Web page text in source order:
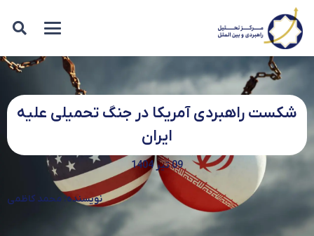
شکست راهبردی آمریکا در جنگ تحمیلی علیه
ایران
09 تیر 1404
نویسنده: محمد کاظمی